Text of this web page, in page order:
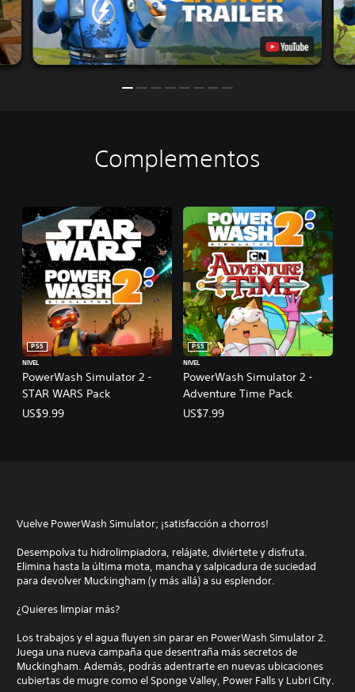
Complementos
PowerWash Simulator 2 -
STAR WARS Pack
PS5
NIVEL
US$9.99
PowerWash Simulator 2 -
Adventure Time Pack
PS5
NIVEL
US$7.99
Vuelve PowerWash Simulator; ¡satisfacción a chorros!
Desempolva tu hidrolimpiadora, relájate, diviértete y disfruta.
Elimina hasta la última mota, mancha y salpicadura de suciedad
para devolver Muckingham (y más allá) a su esplendor.
¿Quieres limpiar más?
Los trabajos y el agua fluyen sin parar en PowerWash Simulator 2.
Juega una nueva campaña que desentraña más secretos de
Muckingham. Además, podrás adentrarte en nuevas ubicaciones
cubiertas de mugre como el Sponge Valley, Power Falls y Lubri City.